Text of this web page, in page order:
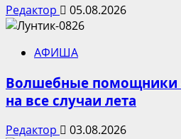
Редактор 05.08.2026
АФИША
Волшебные помощники
на все случаи лета
Редактор 03.08.2026